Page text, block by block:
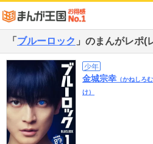
「 ブルーロック 」のまんがレポ(
少年
金城宗幸 （かねしろ
け）